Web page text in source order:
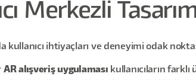
Merkezli
kullanıcı ihtiyaçları ve deneyimi odak
AR alışveriş uygulaması kullanıcıların